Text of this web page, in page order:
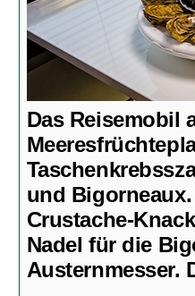
Das Reisemobil
und
Crustache-
Nadel für die
Austernmesser.